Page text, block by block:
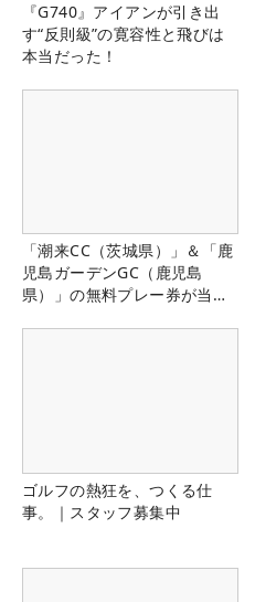
『G740』アイアンが引き出
す“反則級”の寛容性と飛びは
本当だった！
「潮来CC（茨城県）」＆「鹿
児島ガーデンGC（鹿児島
県）」の無料プレー券が当た
ゴルフの熱狂を、つくる仕
事。｜スタッフ募集中